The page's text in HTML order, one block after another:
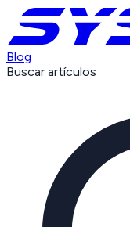
Blog
Buscar artículos